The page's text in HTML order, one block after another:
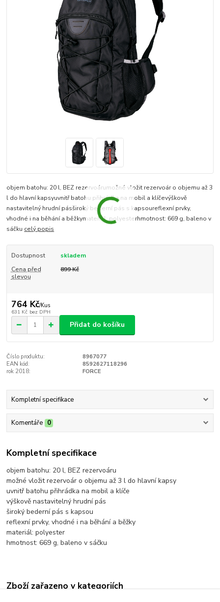
objem batohu: 20 l, BEZ rezervoárumožné vložit rezervoár o objemu až 3
l do hlavní kapsyuvnitř batohu přihrádka na mobil a klíčevýškově
nastavitelný hrudní pásširoký bederní pás s kapsoureflexní prvky,
vhodné i na běhání a běžkymateriál: polyesterhmotnost: 669 g, baleno v
sáčku celý popis
Dostupnost
skladem
Cena před
slevou
899 Kč
764 Kč/Kus
631 Kč bez DPH
Přidat do košíku
Číslo produktu:
8967077
EAN kód:
8592627118296
rok 2018:
FORCE
Kompletní specifikace
Komentáře 0
Kompletní specifikace
objem batohu: 20 l, BEZ rezervoáru
možné vložit rezervoár o objemu až 3 l do hlavní kapsy
uvnitř batohu přihrádka na mobil a klíče
výškově nastavitelný hrudní pás
široký bederní pás s kapsou
reflexní prvky, vhodné i na běhání a běžky
materiál: polyester
hmotnost: 669 g, baleno v sáčku
Zboží zařazeno v kategoriích